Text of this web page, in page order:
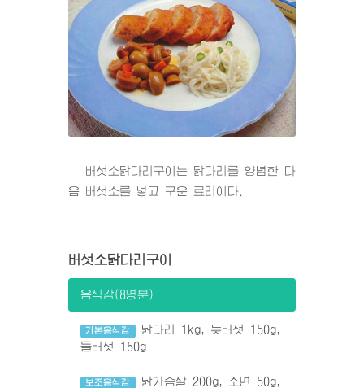
버섯소닭다리구이는 닭다리를 양념한 다
음 버섯소를 넣고 구운 료리이다.
버섯소닭다리구이
음식감(8명분)
기본음식감
닭다리 1kg, 늦버섯 150g,
들버섯 150g
보조음식감
닭가슴살 200g, 소면 50g,